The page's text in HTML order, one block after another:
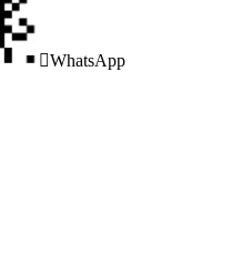
WhatsApp